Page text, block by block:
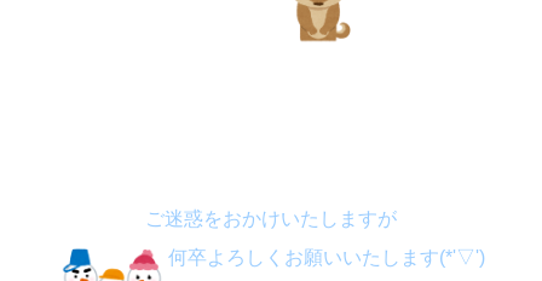
ご迷惑をおかけいたしますが
何卒よろしくお願いいたします(*'▽')